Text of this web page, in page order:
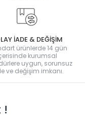
İADE & DEĞİŞİM
ürünlerde 14 gün
kurumsal
uygun, sorunsuz
ve değişim imkanı.
!